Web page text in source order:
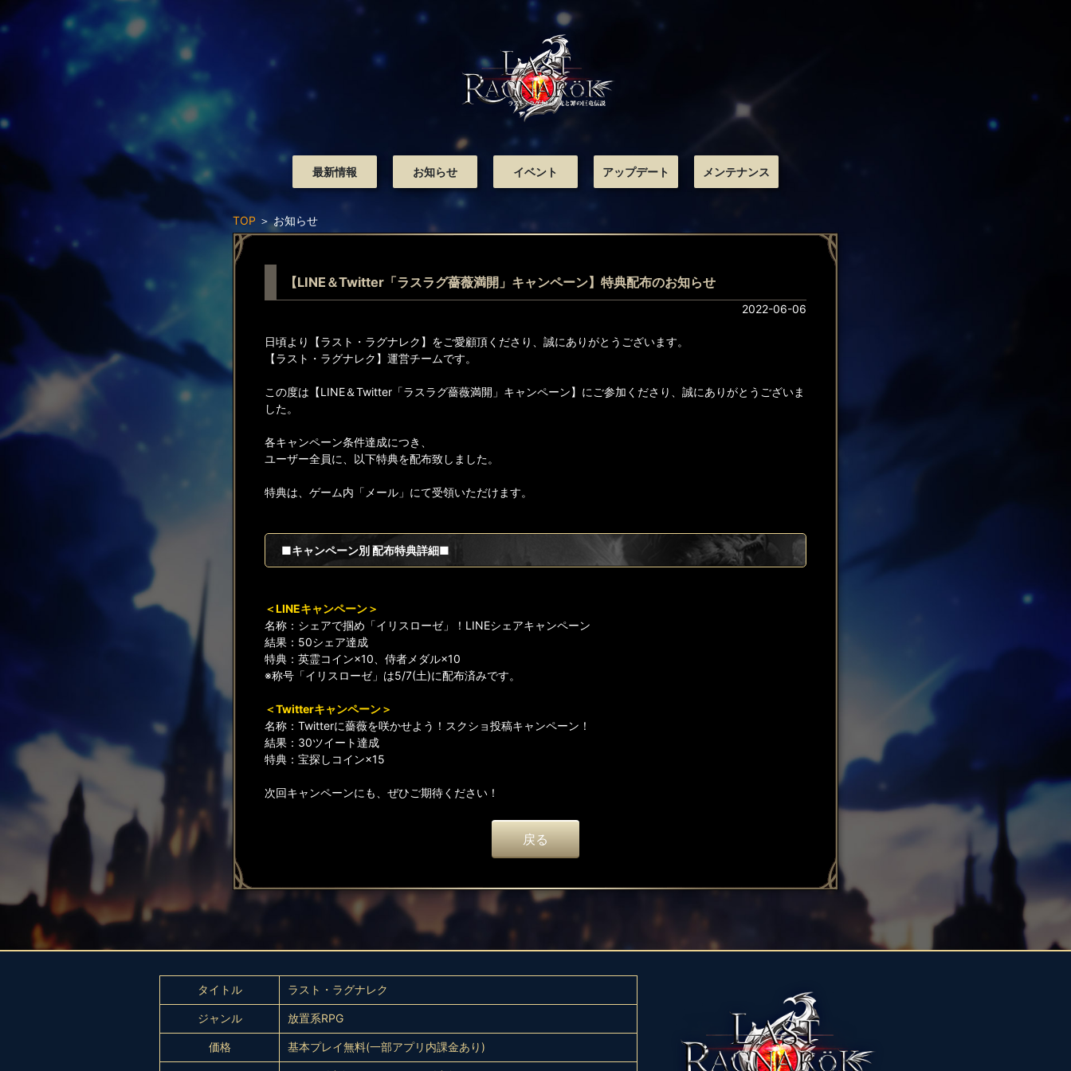
最新情報 お知らせ イベント アップデート メンテナンス
TOP ＞ お知らせ
【LINE＆Twitter「ラスラグ薔薇満開」キャンペーン】特典配布のお知らせ
2022-06-06
日頃より【ラスト・ラグナレク】をご愛顧頂くださり、誠にありがとうございます。
【ラスト・ラグナレク】運営チームです。
この度は【LINE＆Twitter「ラスラグ薔薇満開」キャンペーン】にご参加くださり、誠にありがとうございま
した。
各キャンペーン条件達成につき、
ユーザー全員に、以下特典を配布致しました。
特典は、ゲーム内「メール」にて受領いただけます。
■キャンペーン別 配布特典詳細■
＜LINEキャンペーン＞
名称：シェアで掴め「イリスローゼ」！LINEシェアキャンペーン
結果：50シェア達成
特典：英霊コイン×10、侍者メダル×10
※称号「イリスローゼ」は5/7(土)に配布済みです。
＜Twitterキャンペーン＞
名称：Twitterに薔薇を咲かせよう！スクショ投稿キャンペーン！
結果：30ツイート達成
特典：宝探しコイン×15
次回キャンペーンにも、ぜひご期待ください！
戻る
タイトル ラスト・ラグナレク
ジャンル 放置系RPG
価格 基本プレイ無料(一部アプリ内課金あり)